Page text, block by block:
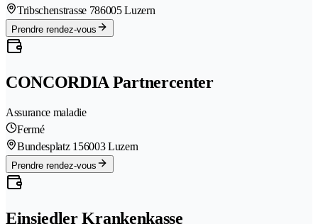
Tribschenstrasse 786005 Luzern
Prendre rendez-vous
CONCORDIA Partnercenter
Assurance maladie
Fermé
Bundesplatz 156003 Luzern
Prendre rendez-vous
Einsiedler Krankenkasse